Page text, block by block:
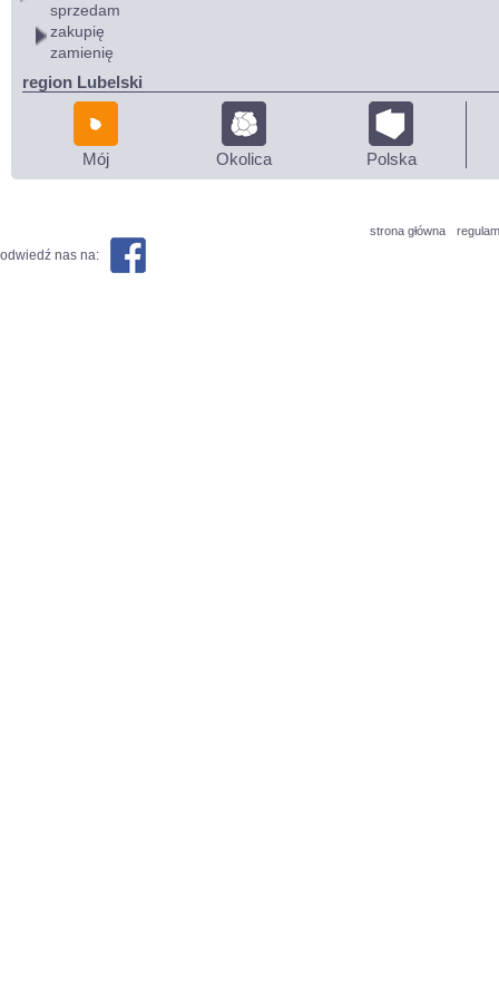
sprzedam
zakupię
zamienię
region Lubelski
Mój Okolica Polska
strona główna
odwiedź nas na: